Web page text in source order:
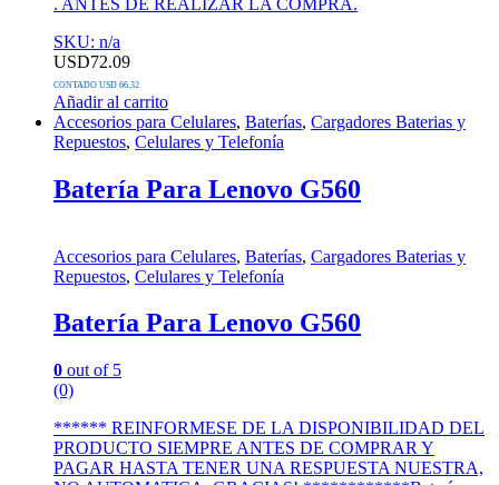
SKU: n/a
USD72.09
CONTADO USD 66.32
Añadir al carrito
Accesorios para Celulares, Baterías, Cargadores Baterias y
Repuestos, Celulares y Telefonía
Batería Para Lenovo G560
Accesorios para Celulares, Baterías, Cargadores Baterias y
Repuestos, Celulares y Telefonía
Batería Para Lenovo G560
0 out of 5
(0)
****** REINFORMESE DE LA DISPONIBILIDAD DEL
PRODUCTO SIEMPRE ANTES DE COMPRAR Y
PAGAR HASTA TENER UNA RESPUESTA NUESTRA,